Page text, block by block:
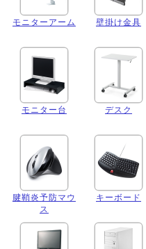
モニターアーム 壁掛け金具
モニター台 デスク
腱鞘炎予防マウ
ス
キーボード